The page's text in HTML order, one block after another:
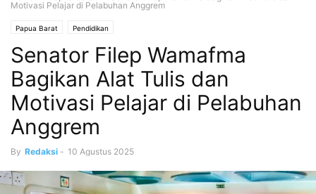
Motivasi Pelajar di Pelabuhan Anggrem
Papua Barat Pendidikan
Senator Filep Wamafma
Bagikan Alat Tulis dan
Motivasi Pelajar di Pelabuhan
Anggrem
By Redaksi - 10 Agustus 2025